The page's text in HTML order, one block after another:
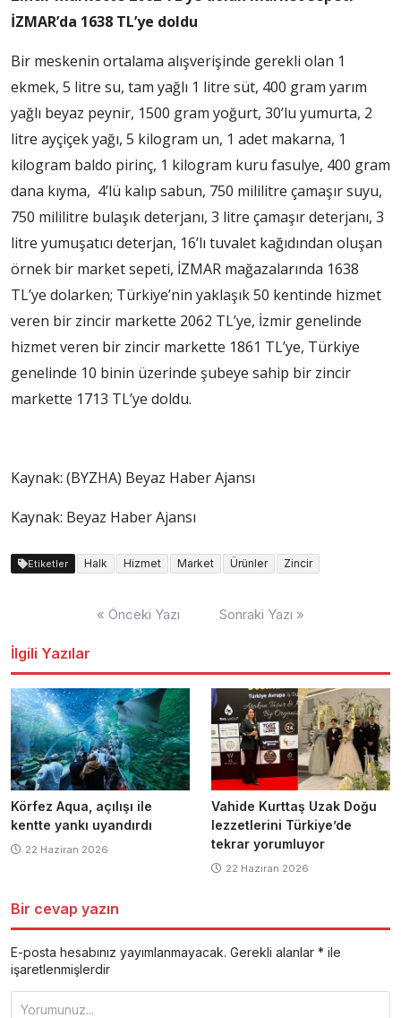
İZMAR’da 1638 TL’ye doldu
Bir meskenin ortalama alışverişinde gerekli olan 1
ekmek, 5 litre su, tam yağlı 1 litre süt, 400 gram yarım
yağlı beyaz peynir, 1500 gram yoğurt, 30’lu yumurta, 2
litre ayçiçek yağı, 5 kilogram un, 1 adet makarna, 1
kilogram baldo pirinç, 1 kilogram kuru fasulye, 400 gram
dana kıyma, 4’lü kalıp sabun, 750 mililitre çamaşır suyu,
750 mililitre bulaşık deterjanı, 3 litre çamaşır deterjanı, 3
litre yumuşatıcı deterjan, 16’lı tuvalet kağıdından oluşan
örnek bir market sepeti, İZMAR mağazalarında 1638
TL’ye dolarken; Türkiye’nin yaklaşık 50 kentinde hizmet
veren bir zincir markette 2062 TL’ye, İzmir genelinde
hizmet veren bir zincir markette 1861 TL’ye, Türkiye
genelinde 10 binin üzerinde şubeye sahip bir zincir
markette 1713 TL’ye doldu.
Kaynak: (BYZHA) Beyaz Haber Ajansı
Kaynak: Beyaz Haber Ajansı
Etiketler Halk Hizmet Market Ürünler Zincir
« Önceki Yazı Sonraki Yazı »
İlgili Yazılar
Körfez Aqua, açılışı ile
kentte yankı uyandırdı
22 Haziran 2026
Vahide Kurttaş Uzak Doğu
lezzetlerini Türkiye’de
tekrar yorumluyor
22 Haziran 2026
Bir cevap yazın
E-posta hesabınız yayımlanmayacak. Gerekli alanlar * ile
işaretlenmişlerdir